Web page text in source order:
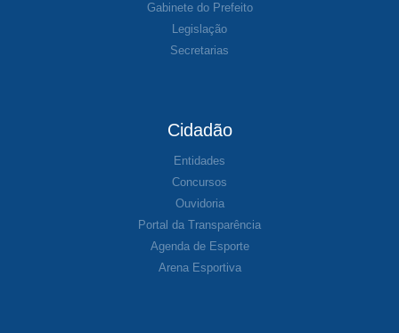
Gabinete do Prefeito
Legislação
Secretarias
Cidadão
Entidades
Concursos
Ouvidoria
Portal da Transparência
Agenda de Esporte
Arena Esportiva